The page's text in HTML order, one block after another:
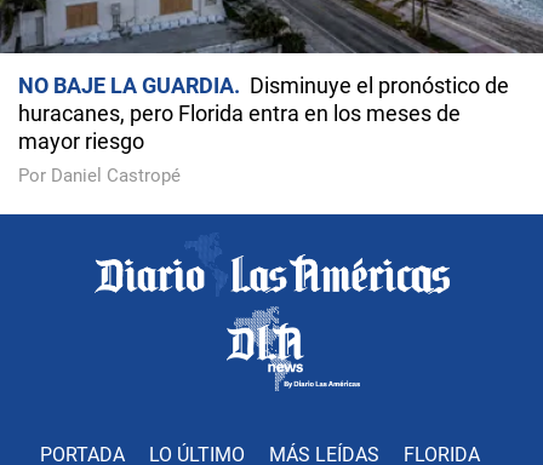
NO BAJE LA GUARDIA
Disminuye el pronóstico de
huracanes, pero Florida entra en los meses de
mayor riesgo
Por Daniel Castropé
PORTADA LO ÚLTIMO MÁS LEÍDAS FLORIDA